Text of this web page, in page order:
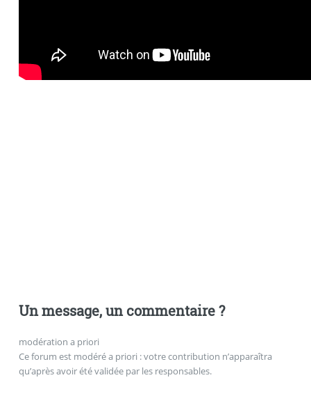
Un message, un commentaire ?
modération a priori
Ce forum est modéré a priori : votre contribution n’apparaîtra
qu’après avoir été validée par les responsables.